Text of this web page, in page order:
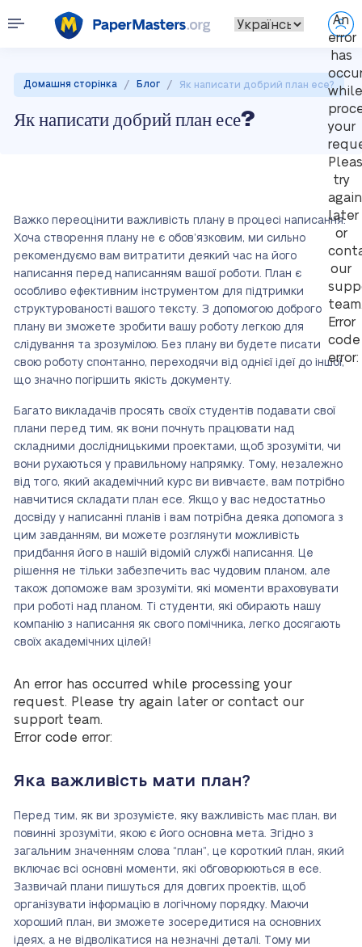
An
error
has
while
your
try
again
later
or
our
Error
code
error:
Домашня сторінка / Блог / Як написати добрий план есе?
Як написати добрий план есе?
Важко переоцінити важливість плану в процесі написання.
Хоча створення плану не є обов’язковим, ми сильно
рекомендуємо вам витратити деякий час на його
написання перед написанням вашої роботи. План є
особливо ефективним інструментом для підтримки
структурованості вашого тексту. З допомогою доброго
плану ви зможете зробити вашу роботу легкою для
слідування та зрозумілою. Без плану ви будете писати
свою роботу спонтанно, переходячи від однієї ідеї до іншої,
що значно погіршить якість документу.
Багато викладачів просять своїх студентів подавати свої
плани перед тим, як вони почнуть працювати над
складними дослідницькими проектами, щоб зрозуміти, чи
вони рухаються у правильному напрямку. Тому, незалежно
від того, який академічний курс ви вивчаєте, вам потрібно
навчитися складати план есе. Якщо у вас недостатньо
досвіду у написанні планів і вам потрібна деяка допомога з
цим завданням, ви можете розглянути можливість
придбання його в нашій відомій службі написання. Це
рішення не тільки забезпечить вас чудовим планом, але
також допоможе вам зрозуміти, які моменти враховувати
при роботі над планом. Ті студенти, які обирають нашу
компанію з написання як свого помічника, легко досягають
своїх академічних цілей!
An error has occurred while processing your
request. Please try again later or contact our
support team.
Error code error:
Яка важливість мати план?
Перед тим, як ви зрозумієте, яку важливість має план, ви
повинні зрозуміти, якою є його основна мета. Згідно з
загальним значенням слова “план”, це короткий план, який
включає всі основні моменти, які обговорюються в есе.
Зазвичай плани пишуться для довгих проектів, щоб
організувати інформацію в логічному порядку. Маючи
хороший план, ви зможете зосередитися на основних
ідеях, а не відволікатися на незначні деталі. Тому ми